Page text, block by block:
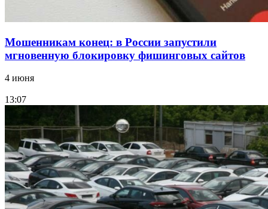
Мошенникам конец: в России запустили
мгновенную блокировку фишинговых сайтов
4 июня
13:07